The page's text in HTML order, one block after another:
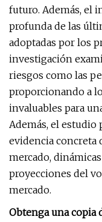
futuro. Además, el
profunda de las
adoptadas por los
investigación
riesgos como las
proporcionando a
invaluables para
Además, el estudio
evidencia concreta
mercado,
proyecciones del
mercado.
Obtenga una copia